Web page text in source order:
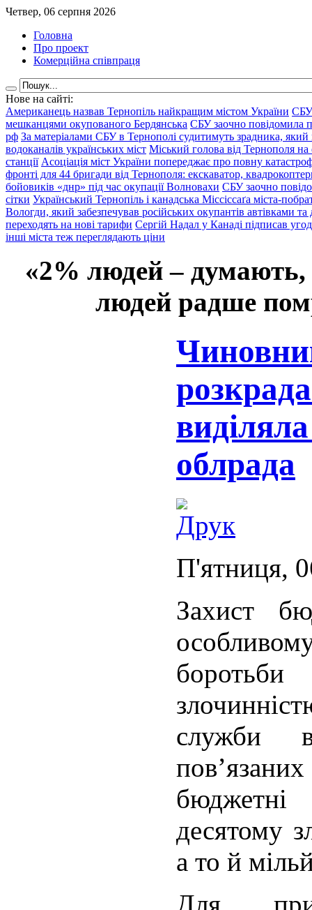
Четвер, 06 серпня 2026
Головна
Про проект
Комерційна співпраця
Нове на сайті:
Американець назвав Тернопіль найкращим містом України СБУ
мешканцями окупованого Бердянська СБУ заочно повідомила
рф За матеріалами СБУ в Тернополі судитимуть зрадника, який
водоканалів українських міст Міський голова від Тернополя
станції Асоціація міст України попереджає про повну
фронті для 44 бригади від Тернополя: екскаватор,
бойовиків «днр» під час окупації Волновахи СБУ заочно
сітки Український Тернопіль і канадська Міссіссаґа міста-
Вологди, який забезпечував російських окупантів автівками
переходять на нові тарифи Сергій Надал у Канаді підписав
інші міста теж переглядають ціни
«2% людей –
людей радше
облрада
П'ятниця,
Захист
служби
десятому
а то й
Для